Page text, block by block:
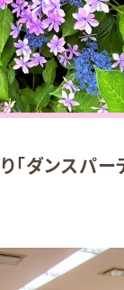
「ダンスパー